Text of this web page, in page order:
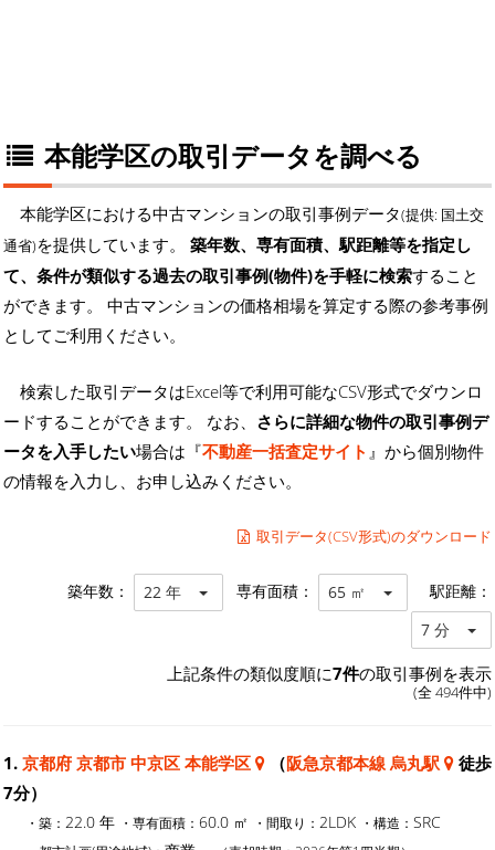
本能学区の取引データを調べる
本能学区における中古マンションの取引事例データ(提供: 国土交
通省)を提供しています。 築年数、専有面積、駅距離等を指定し
て、条件が類似する過去の取引事例(物件)を手軽に検索すること
ができます。 中古マンションの価格相場を算定する際の参考事例
としてご利用ください。
検索した取引データはExcel等で利用可能なCSV形式でダウンロ
ードすることができます。 なお、 さらに詳細な物件の取引事例デ
ータを入手したい場合は『不動産一括査定サイト 』から個別物件
の情報を入力し、お申し込みください。
取引データ(CSV形式)のダウンロード
築年数： 22 年 専有面積： 65 ㎡ 駅距離：
7 分
上記条件の類似度順に7件の取引事例を表示
(全 494件中)
1. 京都府 京都市 中京区 本能学区 （阪急京都本線 烏丸駅
徒歩
7分）
・築： 22.0 年 ・専有面積： 60.0 ㎡ ・間取り： 2LDK ・構造： SRC